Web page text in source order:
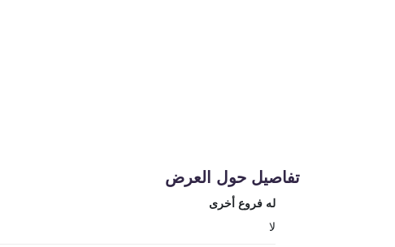
تفاصيل حول العرض
له فروع أخرى
لا